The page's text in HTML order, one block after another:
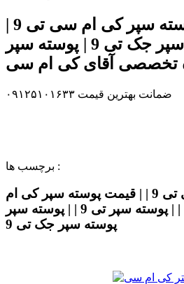
پوسته سپر جک تی 9 | پوسته سپر kmc t9 در
تخصصی آقای کی ام سی
ضمانت بهترین قیمت ۰۹۱۲۵۱۰۱۶۳۳
برچسب ها :
پوسته سپر کی ام سی تی 9 | | قیمت پوسته سپر کی ام
سی تی 9 | | پوسته سپر تی 9 | | پوسته سپر kmc t9 | |
پوسته سپر جک تی 9